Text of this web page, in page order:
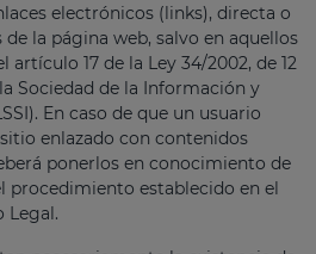
electrónicos (links), directa o
la página web, salvo en aquellos
artículo 17 de la Ley 34/2002, de 12
Sociedad de la Información y
En caso de que un usuario
enlazado con contenidos
ponerlos en conocimiento de
procedimiento establecido en el
Legal.